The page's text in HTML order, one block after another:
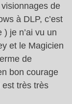
de
à DLP, c’est
je n’ai vu un
et le Magicien
de
bon courage
très très